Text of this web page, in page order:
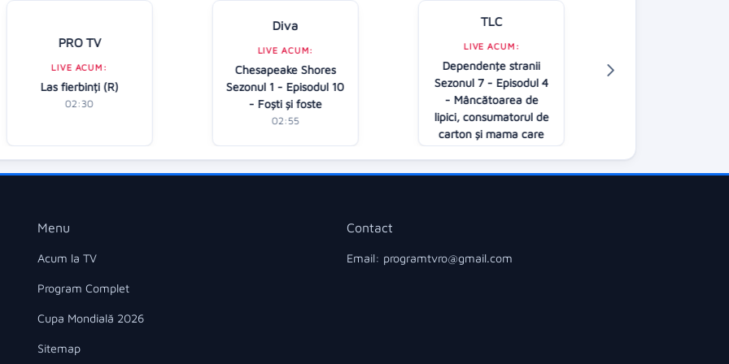
PRO TV
LIVE ACUM:
Las fierbinți (R)
02:30
Diva
LIVE ACUM:
Chesapeake Shores
Sezonul 1 - Episodul 10
- Foști și foste
02:55
TLC
LIVE ACUM:
Dependenţe stranii
Sezonul 7 - Episodul 4
- Mâncătoarea de
lipici, consumatorul de
carton și mama care
Menu
Acum la TV
Program Complet
Cupa Mondială 2026
Sitemap
Contact
Email: programtvro@gmail.com